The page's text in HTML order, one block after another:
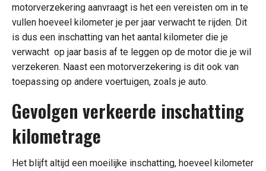
motorverzekering aanvraagt is het een vereisten om in te
vullen hoeveel kilometer je per jaar verwacht te rijden. Dit
is dus een inschatting van het aantal kilometer die je
verwacht op jaar basis af te leggen op de motor die je wil
verzekeren. Naast een motorverzekering is dit ook van
toepassing op andere voertuigen, zoals je auto.
Gevolgen verkeerde inschatting
kilometrage
Het blijft altijd een moeilijke inschatting, hoeveel kilometer